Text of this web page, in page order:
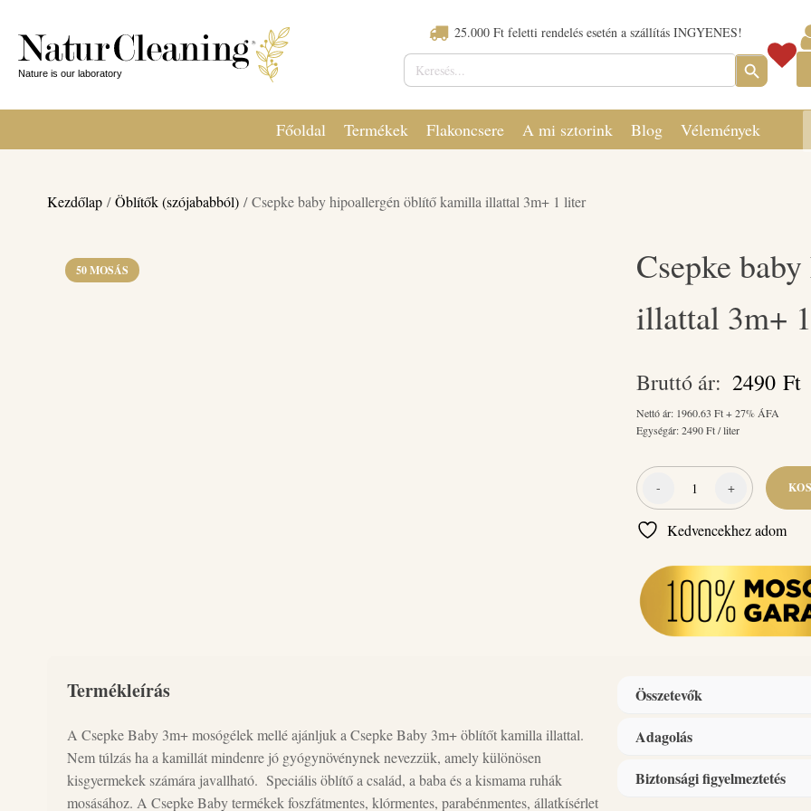
25.000 Ft feletti rendelés esetén a szállítás INGYENES!
Keresés:
SEARCH
BUTTON
Főoldal Termékek Flakoncsere A mi sztorink Blog Vélemények
Kezdőlap /Öblítők (szójababból) / Csepke baby hipoallergén öblítő kamilla illattal 3m+ 1 liter
50 MOSÁS
Csepke
illattal 3m+
Bruttó ár: 2490 Ft
Nettó ár: 1960.63 Ft + 27% ÁFA
Egységár:2490Ft / liter
-
Csepke
baby
hipoallergén
kamilla
illattal
1
+
Kedvencekhez adom
Termékleírás
A Csepke Baby 3m+ mosógélek mellé ajánljuk a Csepke Baby 3m+ öblítőt kamilla illattal.
Nem túlzás ha a kamillát mindenre jó gyógynövénynek nevezzük, amely különösen
kisgyermekek számára javallható. Speciális öblítő a család, a baba és a kismama ruhák
mosásához. A Csepke Baby termékek foszfátmentes, klórmentes, parabénmentes, állatkísérlet
Összetevők
Összetevők: kationos
Adagolás
1L = 50 mosás ; 1 Kupak = 40 ml
Biztonsági figyelmeztetés